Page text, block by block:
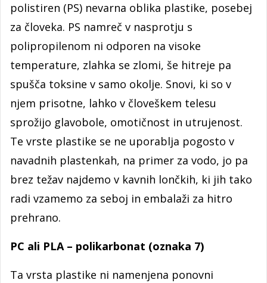
polistiren (PS) nevarna oblika plastike, posebej
za človeka. PS namreč v nasprotju s
polipropilenom ni odporen na visoke
temperature, zlahka se zlomi, še hitreje pa
spušča toksine v samo okolje. Snovi, ki so v
njem prisotne, lahko v človeškem telesu
sprožijo glavobole, omotičnost in utrujenost.
Te vrste plastike se ne uporablja pogosto v
navadnih plastenkah, na primer za vodo, jo pa
brez težav najdemo v kavnih lončkih, ki jih tako
radi vzamemo za seboj in embalaži za hitro
prehrano.
PC ali PLA – polikarbonat (oznaka 7)
Ta vrsta plastike ni namenjena ponovni